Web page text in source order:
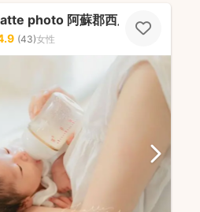
photo 阿蘇郡西原村
(43)女性